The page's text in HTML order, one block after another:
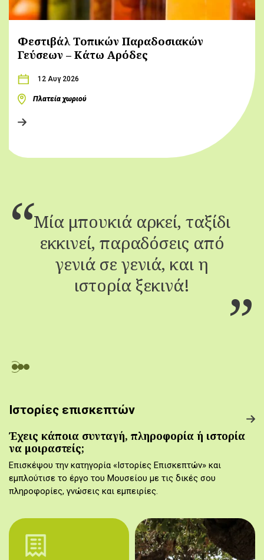
Φεστιβάλ Τοπικών Παραδοσιακών
Γεύσεων – Κάτω Αρόδες
12 Αυγ 2026
Πλατεία χωριού
Μία μπουκιά αρκεί, ταξίδι
εκκινεί, παραδόσεις από
γενιά σε γενιά, και η
ιστορία ξεκινά!
Ιστορίες επισκεπτών
Έχεις κάποια συνταγή, πληροφορία ή ιστορία
να μοιραστείς;
Επισκέψου την κατηγορία «Ιστορίες Επισκεπτών» και
εμπλούτισε το έργο του Μουσείου με τις δικές σου
πληροφορίες, γνώσεις και εμπειρίες.